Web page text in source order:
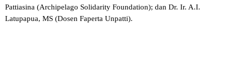
Pattiasina (Archipelago Solidarity Foundation); dan Dr. Ir. A.I.
Latupapua, MS (Dosen Faperta Unpatti).